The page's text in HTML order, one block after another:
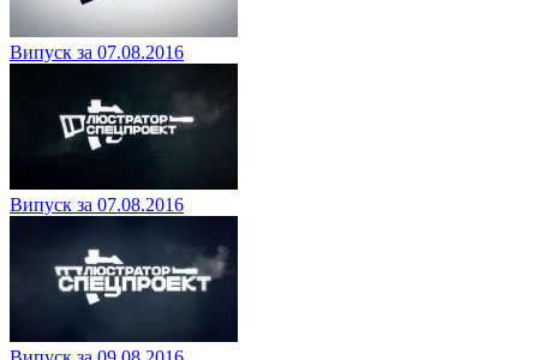
Випуск за 07.08.2016
Випуск за 07.08.2016